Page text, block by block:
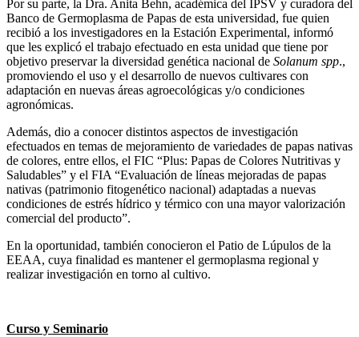
Por su parte, la Dra. Anita Behn, académica del IPSV y curadora del
Banco de Germoplasma de Papas de esta universidad, fue quien
recibió a los investigadores en la Estación Experimental, informó
que les explicó el trabajo efectuado en esta unidad que tiene por
objetivo preservar la diversidad genética nacional de Solanum spp.,
promoviendo el uso y el desarrollo de nuevos cultivares con
adaptación en nuevas áreas agroecológicas y/o condiciones
agronómicas.
Además, dio a conocer distintos aspectos de investigación
efectuados en temas de mejoramiento de variedades de papas nativas
de colores, entre ellos, el FIC “Plus: Papas de Colores Nutritivas y
Saludables” y el FIA “Evaluación de líneas mejoradas de papas
nativas (patrimonio fitogenético nacional) adaptadas a nuevas
condiciones de estrés hídrico y térmico con una mayor valorización
comercial del producto”.
En la oportunidad, también conocieron el Patio de Lúpulos de la
EEAA, cuya finalidad es mantener el germoplasma regional y
realizar investigación en torno al cultivo.
Curso y Seminario